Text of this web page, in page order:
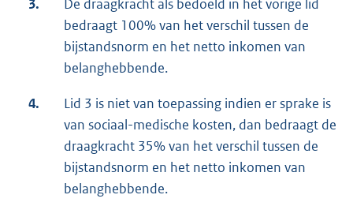
3.
De draagkracht als bedoeld in het vorige lid
bedraagt 100% van het verschil tussen de
bijstandsnorm en het netto inkomen van
belanghebbende.
4.
Lid 3 is niet van toepassing indien er sprake is
van sociaal-medische kosten, dan bedraagt de
draagkracht 35% van het verschil tussen de
bijstandsnorm en het netto inkomen van
belanghebbende.